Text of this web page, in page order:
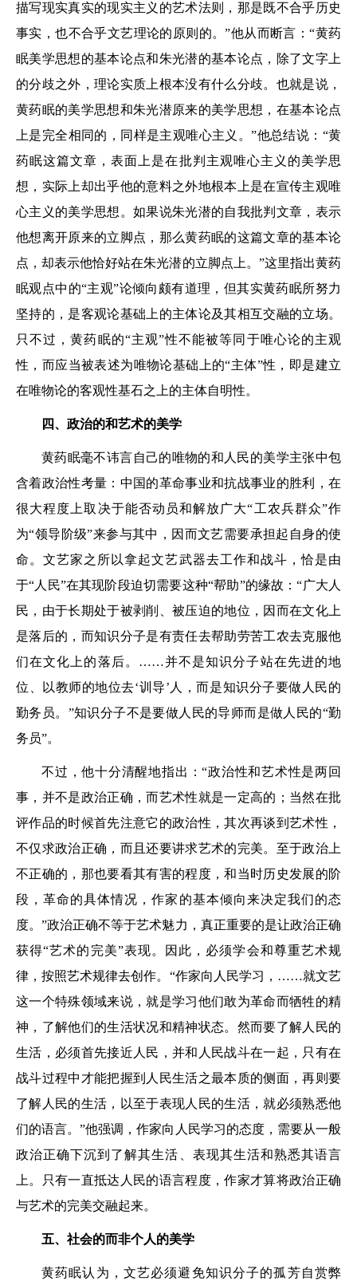
描写现实真实的现实主义的艺术法则，那是既不合乎历史
事实，也不合乎文艺理论的原则的。”他从而断言：“黄药
眠美学思想的基本论点和朱光潜的基本论点，除了文字上
的分歧之外，理论实质上根本没有什么分歧。也就是说，
黄药眠的美学思想和朱光潜原来的美学思想，在基本论点
上是完全相同的，同样是主观唯心主义。”他总结说：“黄
药眠这篇文章，表面上是在批判主观唯心主义的美学思
想，实际上却出乎他的意料之外地根本上是在宣传主观唯
心主义的美学思想。如果说朱光潜的自我批判文章，表示
他想离开原来的立脚点，那么黄药眠的这篇文章的基本论
点，却表示他恰好站在朱光潜的立脚点上。”这里指出黄药
眠观点中的“主观”论倾向颇有道理，但其实黄药眠所努力
坚持的，是客观论基础上的主体论及其相互交融的立场。
只不过，黄药眠的“主观”性不能被等同于唯心论的主观
性，而应当被表述为唯物论基础上的“主体”性，即是建立
在唯物论的客观性基石之上的主体自明性。
四、政治的和艺术的美学
黄药眠毫不讳言自己的唯物的和人民的美学主张中包
含着政治性考量：中国的革命事业和抗战事业的胜利，在
很大程度上取决于能否动员和解放广大“工农兵群众”作
为“领导阶级”来参与其中，因而文艺需要承担起自身的使
命。文艺家之所以拿起文艺武器去工作和战斗，恰是由
于“人民”在其现阶段迫切需要这种“帮助”的缘故：“广大人
民，由于长期处于被剥削、被压迫的地位，因而在文化上
是落后的，而知识分子是有责任去帮助劳苦工农去克服他
们在文化上的落后。……并不是知识分子站在先进的地
位、以教师的地位去‘训导’人，而是知识分子要做人民的
勤务员。”知识分子不是要做人民的导师而是做人民的“勤
务员”。
不过，他十分清醒地指出：“政治性和艺术性是两回
事，并不是政治正确，而艺术性就是一定高的；当然在批
评作品的时候首先注意它的政治性，其次再谈到艺术性，
不仅求政治正确，而且还要讲求艺术的完美。至于政治上
不正确的，那也要看其有害的程度，和当时历史发展的阶
段，革命的具体情况，作家的基本倾向来决定我们的态
度。”政治正确不等于艺术魅力，真正重要的是让政治正确
获得“艺术的完美”表现。因此，必须学会和尊重艺术规
律，按照艺术规律去创作。“作家向人民学习，……就文艺
这一个特殊领域来说，就是学习他们敢为革命而牺牲的精
神，了解他们的生活状况和精神状态。然而要了解人民的
生活，必须首先接近人民，并和人民战斗在一起，只有在
战斗过程中才能把握到人民生活之最本质的侧面，再则要
了解人民的生活，以至于表现人民的生活，就必须熟悉他
们的语言。”他强调，作家向人民学习的态度，需要从一般
政治正确下沉到了解其生活、表现其生活和熟悉其语言
上。只有一直抵达人民的语言程度，作家才算将政治正确
与艺术的完美交融起来。
五、社会的而非个人的美学
黄药眠认为，文艺必须避免知识分子的孤芳自赏弊